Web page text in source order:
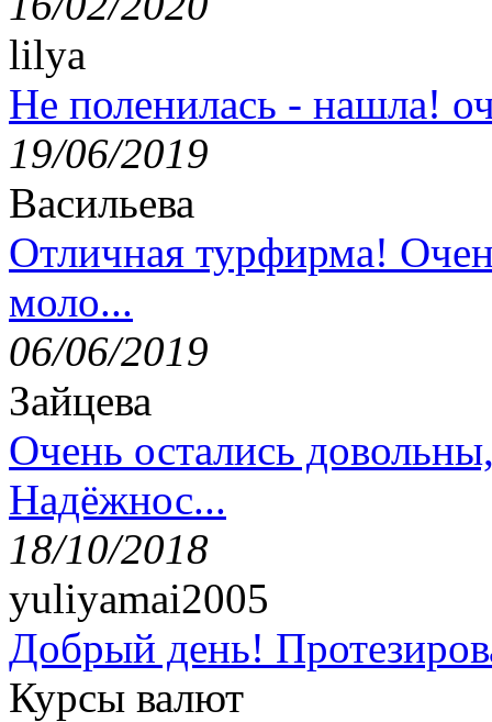
lilya
Не поленилась - нашла!
19/06/2019
Васильева
Отличная турфирма!
моло...
06/06/2019
Зайцева
Очень остались
Надёжнос...
18/10/2018
yuliyamai2005
Добрый день!
Курсы валют